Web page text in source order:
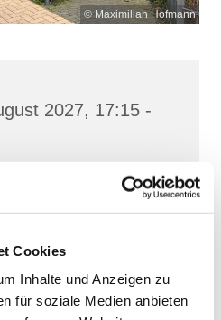
Cookies
Inhalte und Anzeigen zu
für soziale Medien anbieten
© Maximilian Hofmann
2027, 17:15 -
Jungfernstieg